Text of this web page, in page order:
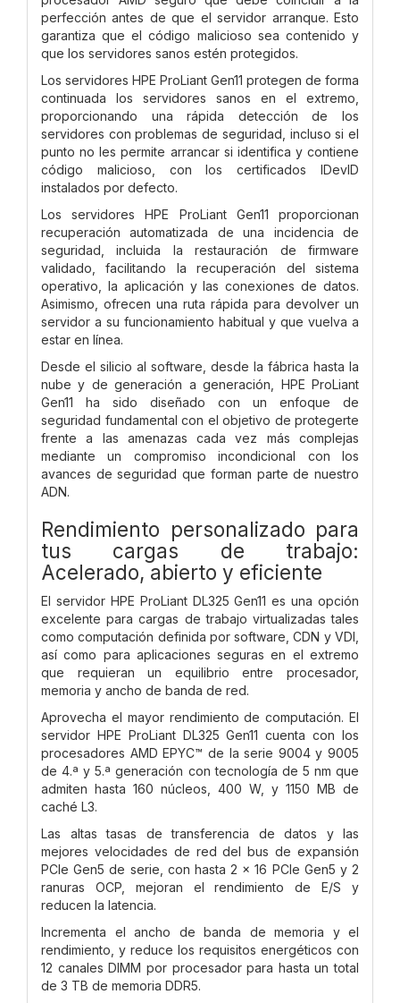
perfección antes de que el servidor arranque. Esto
garantiza que el código malicioso sea contenido y
que los servidores sanos estén protegidos.
Los servidores HPE ProLiant Gen11 protegen de forma
continuada los servidores sanos en el extremo,
proporcionando una rápida detección de los
servidores con problemas de seguridad, incluso si el
punto no les permite arrancar si identifica y contiene
código malicioso, con los certificados IDevID
instalados por defecto.
Los servidores HPE ProLiant Gen11 proporcionan
recuperación automatizada de una incidencia de
seguridad, incluida la restauración de firmware
validado, facilitando la recuperación del sistema
operativo, la aplicación y las conexiones de datos.
Asimismo, ofrecen una ruta rápida para devolver un
servidor a su funcionamiento habitual y que vuelva a
estar en línea.
Desde el silicio al software, desde la fábrica hasta la
nube y de generación a generación, HPE ProLiant
Gen11 ha sido diseñado con un enfoque de
seguridad fundamental con el objetivo de protegerte
frente a las amenazas cada vez más complejas
mediante un compromiso incondicional con los
avances de seguridad que forman parte de nuestro
ADN.
Rendimiento personalizado para
tus cargas de trabajo:
Acelerado, abierto y eficiente
El servidor HPE ProLiant DL325 Gen11 es una opción
excelente para cargas de trabajo virtualizadas tales
como computación definida por software, CDN y VDI,
así como para aplicaciones seguras en el extremo
que requieran un equilibrio entre procesador,
memoria y ancho de banda de red.
Aprovecha el mayor rendimiento de computación. El
servidor HPE ProLiant DL325 Gen11 cuenta con los
procesadores AMD EPYC™ de la serie 9004 y 9005
de 4.ª y 5.ª generación con tecnología de 5 nm que
admiten hasta 160 núcleos, 400 W, y 1150 MB de
caché L3.
Las altas tasas de transferencia de datos y las
mejores velocidades de red del bus de expansión
PCIe Gen5 de serie, con hasta 2 x 16 PCIe Gen5 y 2
ranuras OCP, mejoran el rendimiento de E/S y
reducen la latencia.
Incrementa el ancho de banda de memoria y el
rendimiento, y reduce los requisitos energéticos con
12 canales DIMM por procesador para hasta un total
de 3 TB de memoria DDR5.